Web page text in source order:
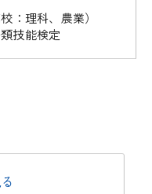
：理科、農業）
技能検定